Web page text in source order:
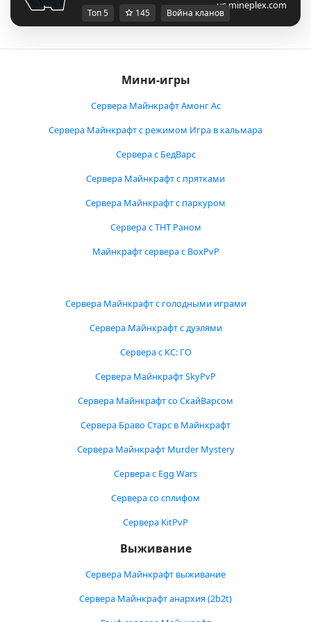
us.mineplex.com
Топ 5 145 Война кланов
Мини-игры
Сервера Майнкрафт Амонг Ас
Сервера Майнкрафт с режимом Игра в кальмара
Сервера с БедВарс
Сервера Майнкрафт с прятками
Сервера Майнкрафт с паркуром
Сервера с ТНТ Раном
Майнкрафт сервера с BoxPvP
Сервера Майнкрафт с голодными играми
Сервера Майнкрафт с дуэлями
Сервера с КС: ГО
Сервера Майнкрафт SkyPvP
Сервера Майнкрафт со СкайВарсом
Сервера Браво Старс в Майнкрафт
Сервера Майнкрафт Murder Mystery
Сервера с Egg Wars
Сервера со сплифом
Сервера KitPvP
Выживание
Сервера Майнкрафт выживание
Сервера Майнкрафт анархия (2b2t)